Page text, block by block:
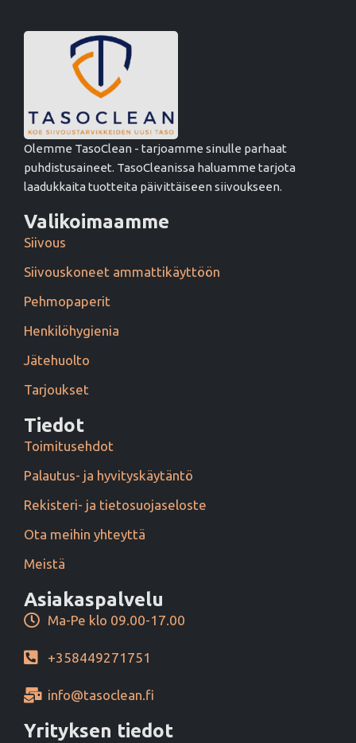
Olemme TasoClean - tarjoamme sinulle parhaat
puhdistusaineet. TasoCleanissa haluamme tarjota
laadukkaita tuotteita päivittäiseen siivoukseen.
Valikoimaamme
Siivous
Siivouskoneet ammattikäyttöön
Pehmopaperit
Henkilöhygienia
Jätehuolto
Tarjoukset
Tiedot
Toimitusehdot
Palautus- ja hyvityskäytäntö
Rekisteri- ja tietosuojaseloste
Ota meihin yhteyttä
Meistä
Asiakaspalvelu
Ma-Pe klo 09.00-17.00
+358449271751
info@tasoclean.fi
Yrityksen tiedot